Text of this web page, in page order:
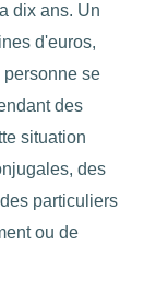
dix ans. Un
d'euros,
se
des
situation
des
particuliers
ou de